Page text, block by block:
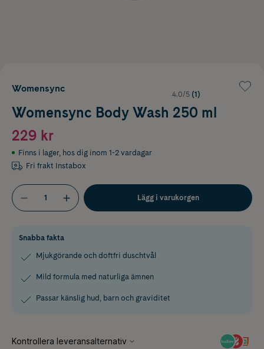
Womensync
4.0/5 (1)
Womensync Body Wash 250 ml
229 kr
Finns i lager, hos dig inom 1-2 vardagar
Fri frakt Instabox
Lägg i varukorgen
Snabba fakta
Mjukgörande och doftfri duschtvål
Mild formula med naturliga ämnen
Passar känslig hud, barn och graviditet